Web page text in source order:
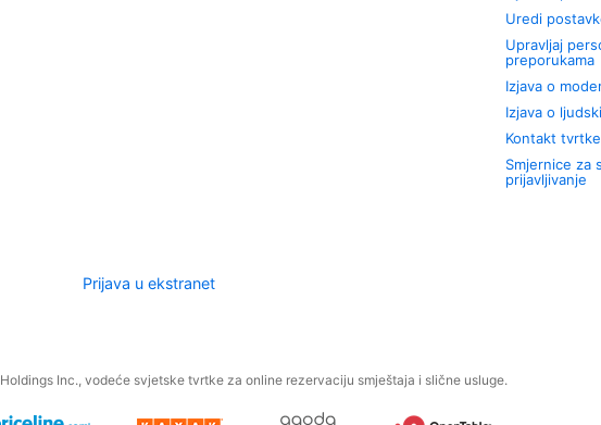
Uredi
Upravljaj
preporukama
Izjava o
Izjava o
Kontakt tvrtke
Smjernice za
prijavljivanje
Prijava u ekstranet
Inc., vodeće svjetske tvrtke za online rezervaciju smještaja i slične usluge.